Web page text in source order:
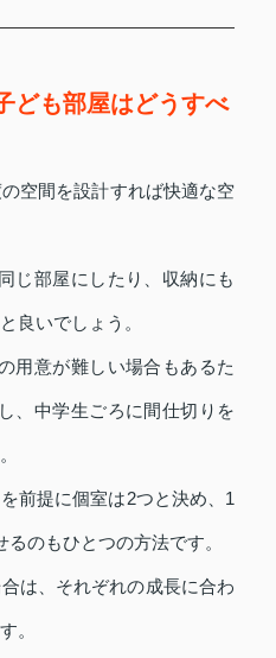
ども部屋はどうすべ
空間を設計すれば快適な空
じ部屋にしたり、収納にも
良いでしょう。
用意が難しい場合もあるた
、中学生ごろに間仕切りを
前提に個室は2つと決め、1
のもひとつの方法です。
は、それぞれの成長に合わ
。